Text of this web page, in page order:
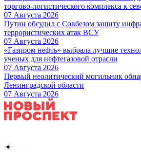
торгово-логистического комплекса к
07 Августа 2026
Путин обсудил с Совбезом защиту
террористических атак ВСУ
07 Августа 2026
«Газпром нефть» выбрала лучшие
ученых для нефтегазовой отрасли
07 Августа 2026
Первый неолитический могильник
Ленинградской области
07 Августа 2026